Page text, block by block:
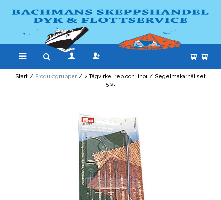
Start / Produktgrupper / > Tågvirke, rep och linor / Segelmakarnål set
5 st